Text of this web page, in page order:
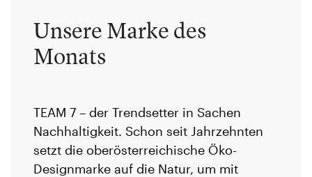
Unsere Marke des
Monats
TEAM 7 – der Trendsetter in Sachen
Nachhaltigkeit. Schon seit Jahrzehnten
setzt die oberösterreichische Öko-
Designmarke auf die Natur, um mit